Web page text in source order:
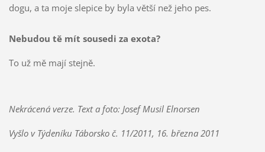
dogu, a ta moje slepice by byla větší než jeho pes.
Nebudou tě mít sousedi za exota?
To už mě mají stejně.
Nekrácená verze. Text a foto: Josef Musil Elnorsen
Vyšlo v Týdeníku Táborsko č. 11/2011, 16. března 2011